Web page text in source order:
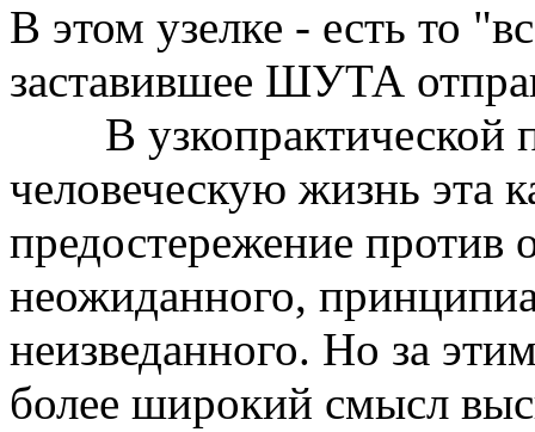
В этом узелке - есть то
заставившее ШУТА
В узкопрактической
человеческую жизнь эта
предостережение против
неожиданного,
неизведанного. Но за
более широкий смысл